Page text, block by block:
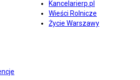
Kancelarierp.pl
Wieści Rolnicze
Życie Warszawy